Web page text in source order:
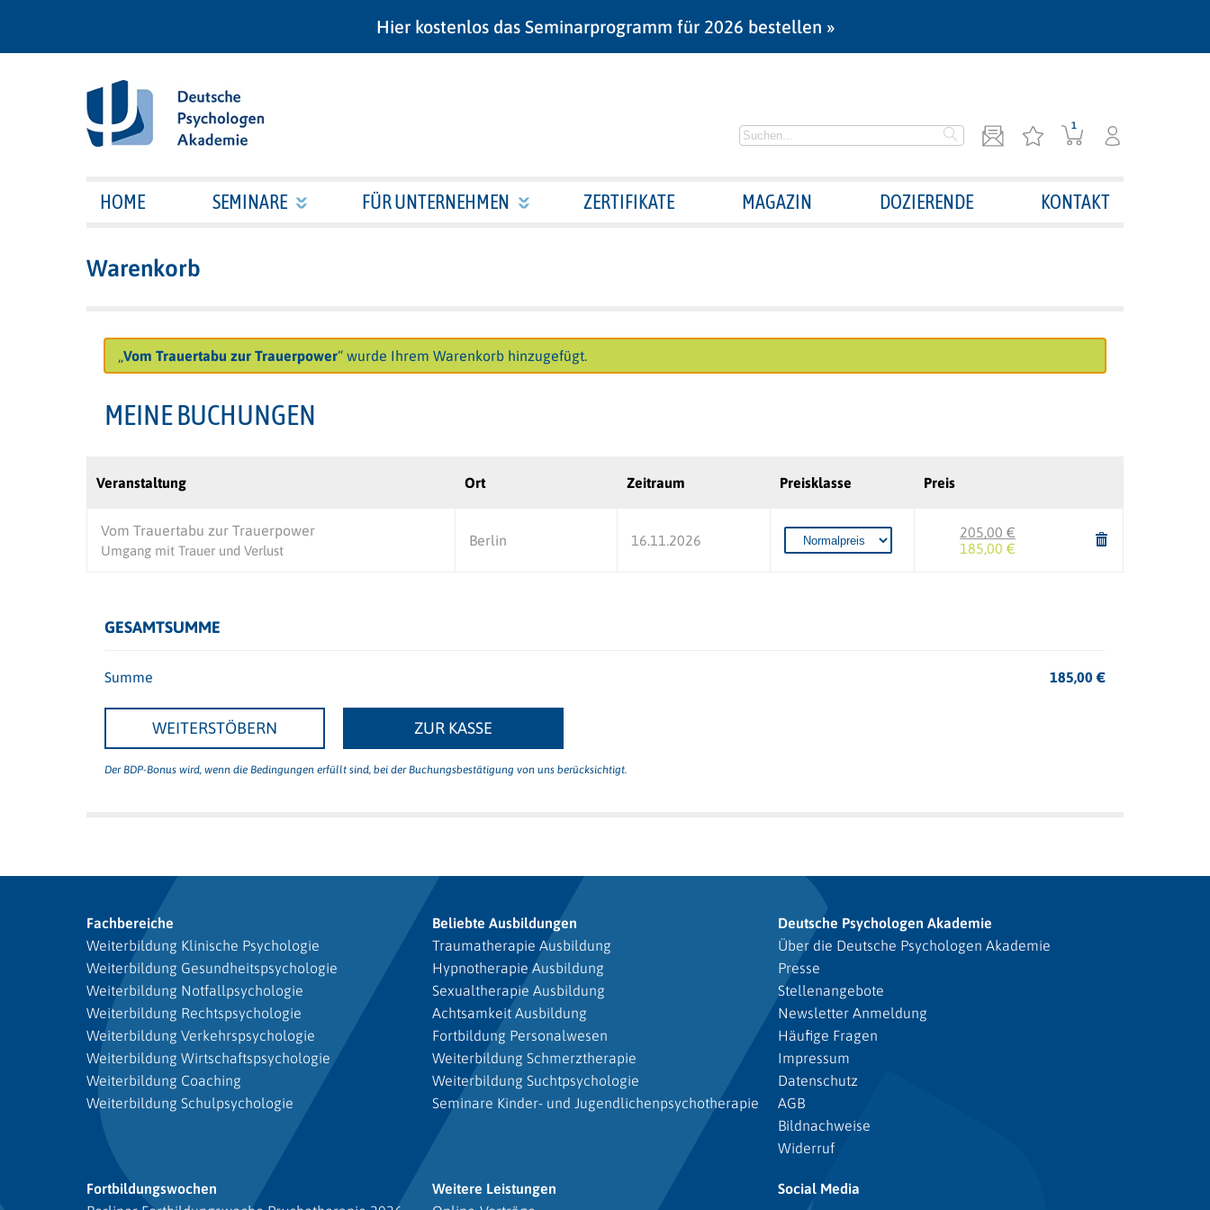
Hier kostenlos das Seminarprogramm für 2026 bestellen »
1
HOME SEMINARE FÜR UNTERNEHMEN ZERTIFIKATE MAGAZIN DOZIERENDE KONTAKT
Warenkorb
„Vom Trauertabu zur Trauerpower“ wurde Ihrem Warenkorb hinzugefügt.
MEINE BUCHUNGEN
Veranstaltung Ort Zeitraum Preisklasse Preis
Vom Trauertabu zur Trauerpower
Umgang mit Trauer und Verlust
Berlin 16.11.2026
205,00 €
185,00 €
GESAMTSUMME
Summe 185,00€
WEITERSTÖBERN ZUR KASSE
Der BDP-Bonus wird, wenn die Bedingungen erfüllt sind, bei der Buchungsbestätigung von uns berücksichtigt.
Fachbereiche
Weiterbildung Klinische Psychologie
Weiterbildung Gesundheitspsychologie
Weiterbildung Notfallpsychologie
Weiterbildung Rechtspsychologie
Weiterbildung Verkehrspsychologie
Weiterbildung Wirtschaftspsychologie
Weiterbildung Coaching
Weiterbildung Schulpsychologie
Beliebte Ausbildungen
Traumatherapie Ausbildung
Hypnotherapie Ausbildung
Sexualtherapie Ausbildung
Achtsamkeit Ausbildung
Fortbildung Personalwesen
Weiterbildung Schmerztherapie
Weiterbildung Suchtpsychologie
Seminare Kinder- und Jugendlichenpsychotherapie
Deutsche Psychologen Akademie
Über die Deutsche Psychologen Akademie
Presse
Stellenangebote
Newsletter Anmeldung
Häufige Fragen
Impressum
Datenschutz
AGB
Bildnachweise
Widerruf
Fortbildungswochen
Weitere Leistungen
Social Media